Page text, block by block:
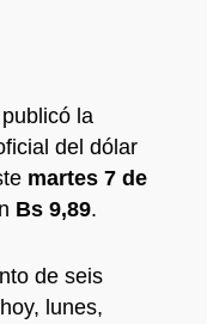
la
del dólar
martes 7 de
Bs 9,89.
de seis
lunes,